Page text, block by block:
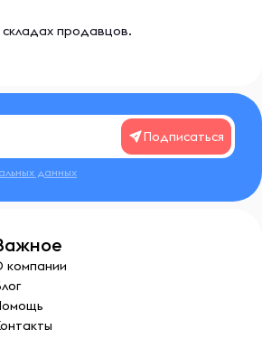
продавцов.
Подписаться
данных
компании